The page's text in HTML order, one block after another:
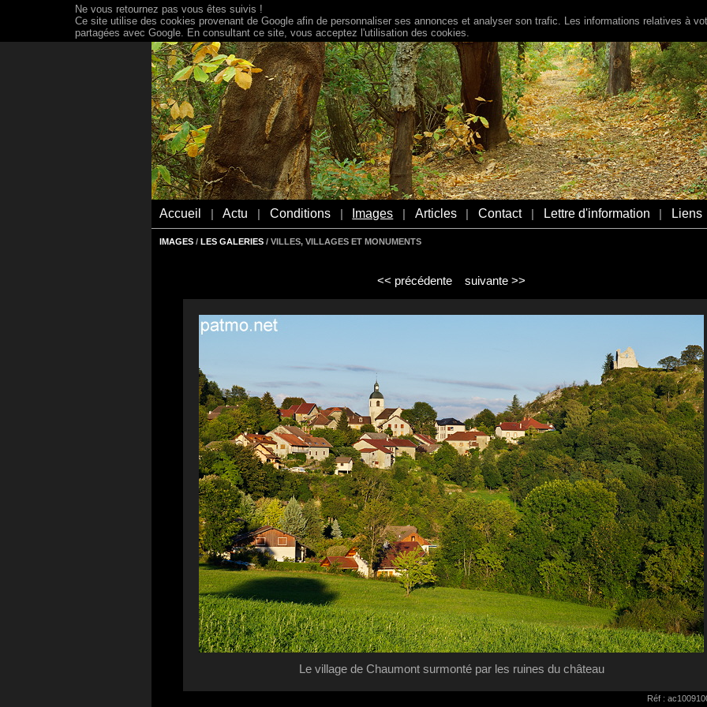
Accueil Actu Conditions Images Articles Contact Lettre d'information Liens
IMAGES / LES GALERIES / VILLES, VILLAGES ET MONUMENTS
<< précédente suivante >>
Le village de Chaumont surmonté par les ruines du château
Réf :
Ne vous retournez pas vous êtes suivis !
Ce site utilise des cookies provenant de Google afin de personnaliser ses annonces et analyser son trafic. Les informations relatives à
partagées avec Google. En consultant ce site, vous acceptez l'utilisation des cookies.